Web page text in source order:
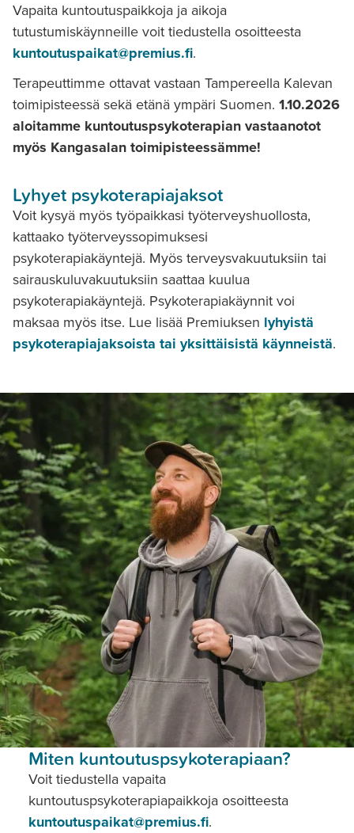
Vapaita kuntoutuspaikkoja ja aikoja
tutustumiskäynneille voit tiedustella osoitteesta
kuntoutuspaikat@premius.fi.
Terapeuttimme ottavat vastaan Tampereella Kalevan
toimipisteessä sekä etänä ympäri Suomen. 1.10.2026
aloitamme kuntoutuspsykoterapian vastaanotot
myös Kangasalan toimipisteessämme!
Lyhyet psykoterapiajaksot
Voit kysyä myös työpaikkasi työterveyshuollosta,
kattaako työterveyssopimuksesi
psykoterapiakäyntejä. Myös terveysvakuutuksiin tai
sairauskuluvakuutuksiin saattaa kuulua
psykoterapiakäyntejä. Psykoterapiakäynnit voi
maksaa myös itse. Lue lisää Premiuksen lyhyistä
psykoterapiajaksoista tai yksittäisistä käynneistä.
Miten kuntoutuspsykoterapiaan?
Voit tiedustella vapaita
kuntoutuspsykoterapiapaikkoja osoitteesta
kuntoutuspaikat@premius.fi.